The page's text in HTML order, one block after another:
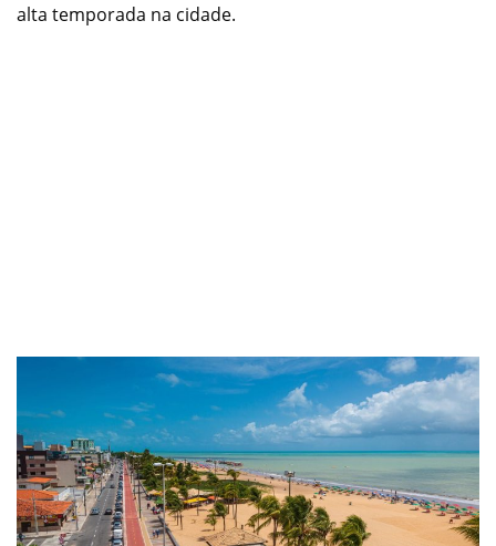
alta temporada na cidade.